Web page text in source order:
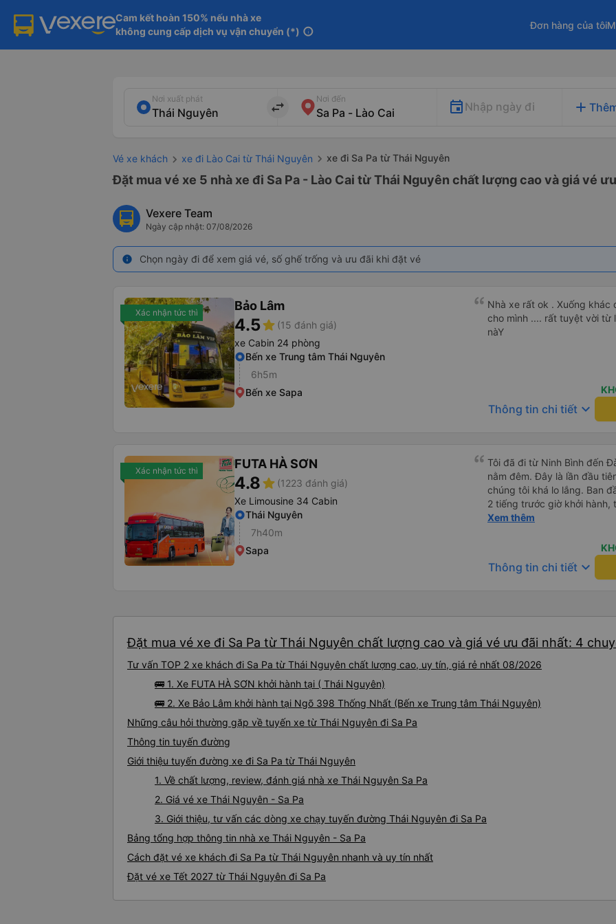
Cam kết hoàn 150% nếu nhà xe
không cung cấp dịch vụ vận chuyển (*) info
Đơn hàng của tôi
Nơi xuất phát
import_export
Nơi đến
Nhập ngày đi add
Vé xe khách xe đi Lào Cai từ Thái Nguyên xe đi Sa Pa từ Thái Nguyên
Đặt mua vé xe 5 nhà xe đi Sa Pa - Lào Cai từ Thái Nguyên chất lượng cao và giá vé
Vexere Team
Ngày cập nhật: 07/08/2026
info Chọn ngày đi để xem giá vé, số ghế trống và ưu đãi khi đặt vé
Xác nhận tức thì Bảo Lâm
4.5star (15 đánh giá)
xe Cabin 24 phòng
Bến xe Trung tâm Thái Nguyên
6h5m
Bến xe Sapa
Nhà xe rất ok . Xuống
cho mình .... rất tuyệt vời từ
nàY
Thông tin chi tiết keyboard_arrow_down
Xác nhận tức thì FUTA HÀ SƠN
4.8star (1223 đánh giá)
Xe Limousine 34 Cabin
Thái Nguyên
7h40m
Sapa
Tôi đã đi từ Ninh Bình đến
nằm đêm. Đây là lần đầu
chúng tôi khá lo lắng. Ban
2 tiếng trước giờ khởi
qua email. Chúng tôi đến
được phản hồi nhanh
Họ cho chúng tôi biết xe
buýt đến, tài xế đã đến tận
chu đáo vì biết chúng tôi là
hướng dẫn chúng tôi đến
Xem thêm
Thông tin chi tiết keyboard_arrow_down
Đặt mua vé xe đi Sa Pa từ Thái Nguyên chất lượng cao và giá vé ưu đãi nhất: 4
Tư vấn TOP 2 xe khách đi Sa Pa từ Thái Nguyên chất lượng cao, uy tín, giá rẻ nhất 08/2026
🚌 1. Xe FUTA HÀ SƠN khởi hành tại ( Thái Nguyên)
🚌 2. Xe Bảo Lâm khởi hành tại Ngõ 398 Thống Nhất (Bến xe Trung tâm Thái Nguyên)
Những câu hỏi thường gặp về tuyến xe từ Thái Nguyên đi Sa Pa
Thông tin tuyến đường
Giới thiệu tuyến đường xe đi Sa Pa từ Thái Nguyên
1. Về chất lượng, review, đánh giá nhà xe Thái Nguyên Sa Pa
2. Giá vé xe Thái Nguyên - Sa Pa
3. Giới thiệu, tư vấn các dòng xe chạy tuyến đường Thái Nguyên đi Sa Pa
Bảng tổng hợp thông tin nhà xe Thái Nguyên - Sa Pa
Cách đặt vé xe khách đi Sa Pa từ Thái Nguyên nhanh và uy tín nhất
Đặt vé xe Tết 2027 từ Thái Nguyên đi Sa Pa